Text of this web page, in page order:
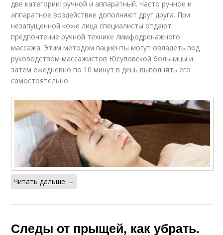
две категории: ручной и аппаратный. Часто ручное и
аппаратное воздействие дополняют друг друга. При
незапущенной коже лица специалисты отдают
предпочтение ручной технике лимфодренажного
массажа. Этим методом пациенты могут овладеть под
руководством массажистов Юсуповской больницы и
затем ежедневно по 10 минут в день выполнять его
самостоятельно.
Читать дальше →
Следы от прыщей, как убрать.